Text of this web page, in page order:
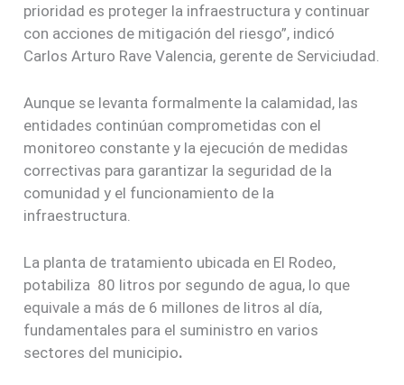
prioridad es proteger la infraestructura y continuar
con acciones de mitigación del riesgo”, indicó
Carlos Arturo Rave Valencia, gerente de Serviciudad.
Aunque se levanta formalmente la calamidad, las
entidades continúan comprometidas con el
monitoreo constante y la ejecución de medidas
correctivas para garantizar la seguridad de la
comunidad y el funcionamiento de la
infraestructura.
La planta de tratamiento ubicada en El Rodeo,
potabiliza 80 litros por segundo de agua, lo que
equivale a más de 6 millones de litros al día,
fundamentales para el suministro en varios
sectores del municipio.